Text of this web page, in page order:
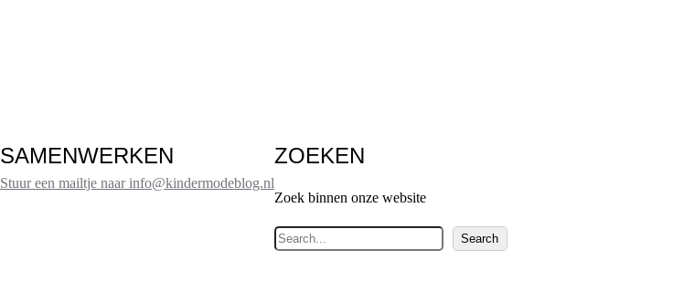
SAMENWERKEN
Stuur een mailtje naar info@kindermodeblog.nl
ZOEKEN
Zoek binnen onze website
Z
Search